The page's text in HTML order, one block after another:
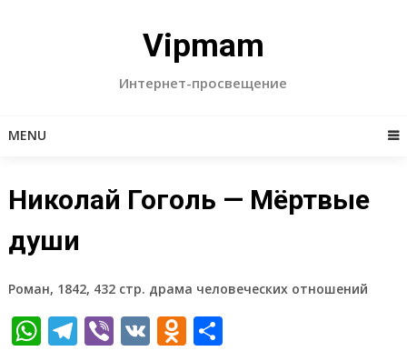
Vipmam
Интернет-просвещение
MENU
Николай Гоголь — Мёртвые
души
Роман, 1842, 432 стр. драма человеческих отношений
WhatsApp
Telegram
Viber
VKOdnoklassniki
Отправить